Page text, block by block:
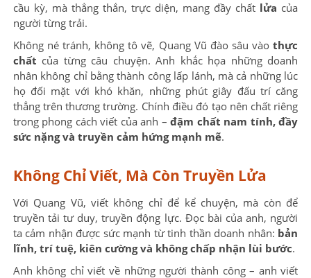
cầu kỳ, mà thẳng thắn, trực diện, mang đầy chất lửa của
người từng trải.
Không né tránh, không tô vẽ, Quang Vũ đào sâu vàothực
chất của từng câu chuyện. Anh khắc họa những doanh
nhân không chỉ bằng thành công lấp lánh, mà cả những lúc
họ đối mặt với khó khăn, những phút giây đấu trí căng
thẳng trên thương trường. Chính điều đó tạo nên chất riêng
trong phong cách viết của anh –đậm chất nam tính, đầy
sức nặng và truyền cảm hứng mạnh mẽ.
Không Chỉ Viết, Mà Còn Truyền Lửa
Với Quang Vũ, viết không chỉ để kể chuyện, mà còn để
truyền tải tư duy, truyền động lực. Đọc bài của anh, người
ta cảm nhận được sức mạnh từ tinh thần doanh nhân: bản
lĩnh, trí tuệ, kiên cường và không chấp nhận lùi bước.
Anh không chỉ viết về những người thành công – anh viết